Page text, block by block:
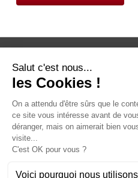
Qui sommes nous ?
Contact
Mentions Légales
Contactez-nous
n'hésitez pas, contactez nous !